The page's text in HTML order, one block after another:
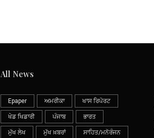
All News
Epaper ਅਮਰੀਕਾ ਖਾਸ ਰਿਪੋਰਟ
ਖੇਡ ਖਿਡਾਰੀ ਪੰਜਾਬ ਭਾਰਤ
ਮੁੱਖ ਲੇਖ ਮੁੱਖ ਖ਼ਬਰਾਂ ਸਾਹਿਤ/ਮਨੋਰੰਜਨ